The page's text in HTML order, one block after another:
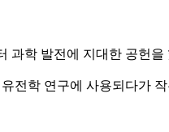
과학 발전에 지대한 공헌을
전학 연구에 사용되다가